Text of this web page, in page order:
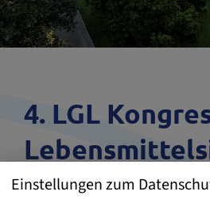
4. LGL
und
Einstellungen zum